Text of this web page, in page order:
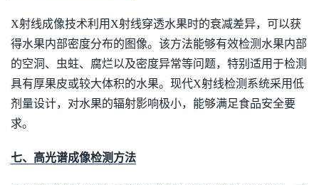
X射线成像技术利用X射线穿透水果时的衰减差异，可以获
得水果内部密度分布的图像。该方法能够有效检测水果内部
的空洞、虫蛀、腐烂以及密度异常等问题，特别适用于检测
具有厚果皮或较大体积的水果。现代X射线检测系统采用低
剂量设计，对水果的辐射影响极小，能够满足食品安全要
求。
七、高光谱成像检测方法